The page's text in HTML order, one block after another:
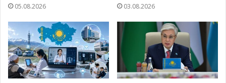
05.08.2026 03.08.2026